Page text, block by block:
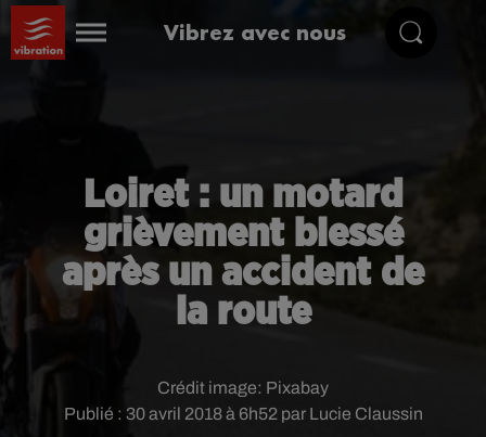
Vibrez avec nous
Loiret : un motard
grièvement blessé
après un accident de
la route
Publié : 30 avril 2018 à 6h52 par Lucie Claussin
Crédit image: Pixabay